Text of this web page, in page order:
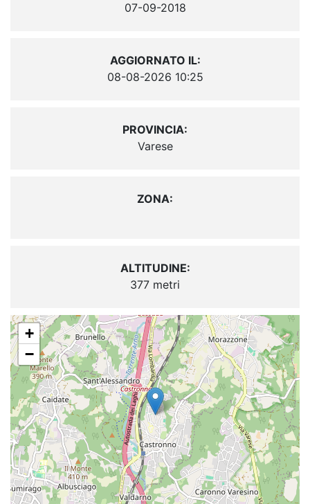
07-09-2018
AGGIORNATO IL:
08-08-2026 10:25
PROVINCIA:
Varese
ZONA:
ALTITUDINE:
377 metri
+
−